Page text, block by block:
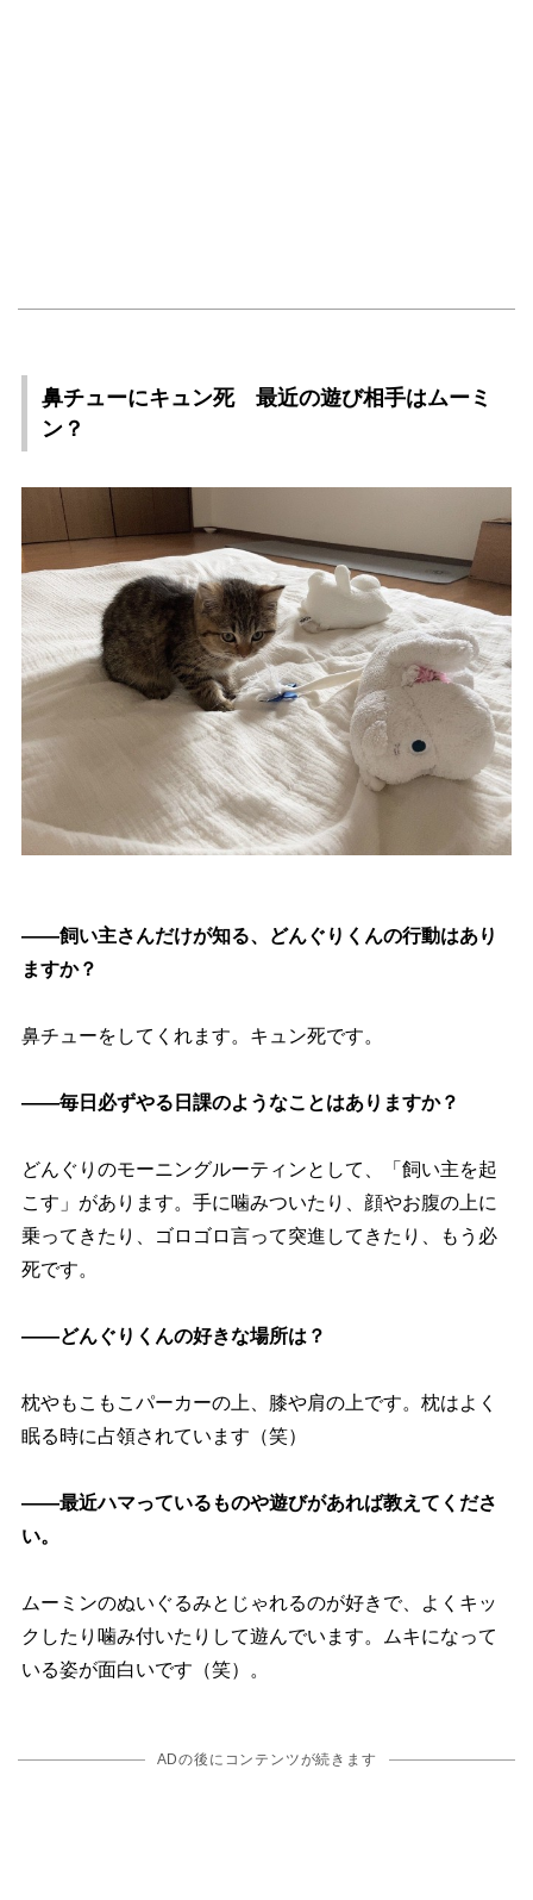
鼻チューにキュン死 最近の遊び相手はムーミ
ン？
――飼い主さんだけが知る、どんぐりくんの行動はあり
ますか？
鼻チューをしてくれます。キュン死です。
――毎日必ずやる日課のようなことはありますか？
どんぐりのモーニングルーティンとして、「飼い主を起
こす」があります。手に噛みついたり、顔やお腹の上に
乗ってきたり、ゴロゴロ言って突進してきたり、もう必
死です。
――どんぐりくんの好きな場所は？
枕やもこもこパーカーの上、膝や肩の上です。枕はよく
眠る時に占領されています（笑）
――最近ハマっているものや遊びがあれば教えてくださ
い。
ムーミンのぬいぐるみとじゃれるのが好きで、よくキッ
クしたり噛み付いたりして遊んでいます。ムキになって
いる姿が面白いです（笑）。
ADの後にコンテンツが続きます